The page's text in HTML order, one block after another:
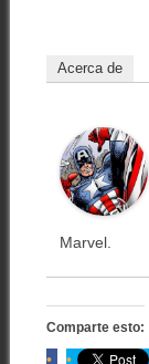
Acerca de
Marvel.
Comparte esto: